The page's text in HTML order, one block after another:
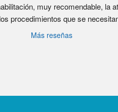
muy recomendable, la
procedimientos que se
Más reseñas